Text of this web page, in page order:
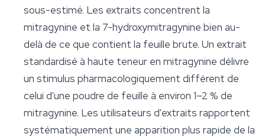
sous-estimé. Les extraits concentrent la
mitragynine et la 7-hydroxymitragynine bien au-
delà de ce que contient la feuille brute. Un extrait
standardisé à haute teneur en mitragynine délivre
un stimulus pharmacologiquement différent de
celui d'une poudre de feuille à environ 1–2 % de
mitragynine. Les utilisateurs d'extraits rapportent
systématiquement une apparition plus rapide de la